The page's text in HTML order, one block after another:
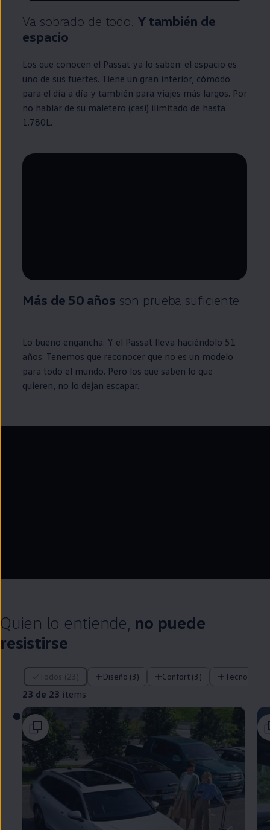
Va sobrado de todo. Y también de
espacio
Los que conocen el Passat ya lo saben: el espacio es
uno de sus fuertes. Tiene un gran interior, cómodo
para el día a día y también para viajes más largos. Por
no hablar de su maletero (casi) ilimitado de hasta
1.780L.
Remaining time, --:--
Más de 50 años son prueba suficiente
Lo bueno engancha. Y el Passat lleva haciéndolo 51
años. Tenemos que reconocer que no es un modelo
para todo el mundo. Pero los que saben lo que
quieren, no lo dejan escapar.
Quien lo entiende, no puede
resistirse
Todos (23) Diseño (3) Confort (3) Tecnología
23 de 23 ítems
23 de 23 ítems